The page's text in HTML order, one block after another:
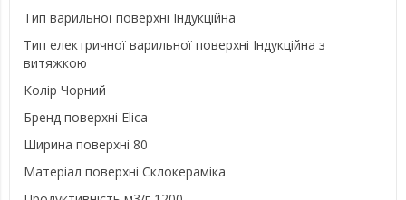
Тип варильної поверхні Індукційна
Тип електричної варильної поверхні Індукційна з
витяжкою
Колір Чорний
Бренд поверхні Elica
Ширина поверхні 80
Матеріал поверхні Склокераміка